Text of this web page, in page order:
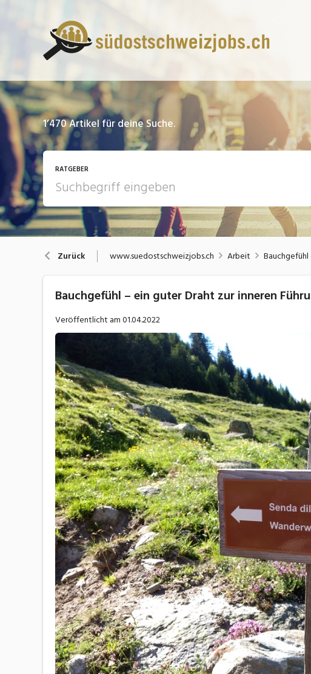
1’470Artikel für deine Suche.
RATGEBER
13 Fragen - 13 Antworten Arbeit
Bewerbung / Rekrutierung
Zurück www.suedostschweizjobs.ch Arbeit
Bauchgefühl – ein guter Draht zur inneren
Veröffentlicht am01.04.2022